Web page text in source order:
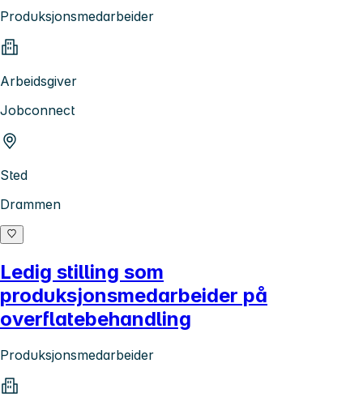
Produksjonsmedarbeider
Arbeidsgiver
Jobconnect
Sted
Drammen
Ledig stilling som
produksjonsmedarbeider på
overflatebehandling
Produksjonsmedarbeider